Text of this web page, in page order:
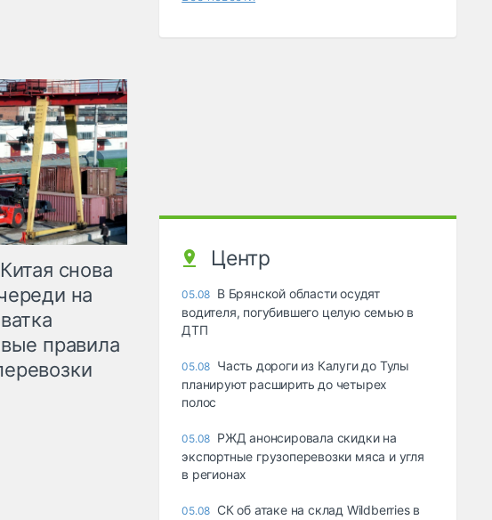
снова
на
правила
Центр
05.08 В Брянской области осудят
водителя, погубившего целую семью в
ДТП
05.08 Часть дороги из Калуги до Тулы
планируют расширить до четырех
полос
05.08 РЖД анонсировала скидки на
экспортные грузоперевозки мяса и угля
в регионах
05.08 СК об атаке на склад Wildberries в